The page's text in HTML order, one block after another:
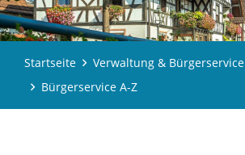
Startseite
Verwaltung & Bürgerservice
Bürgerservice A-Z